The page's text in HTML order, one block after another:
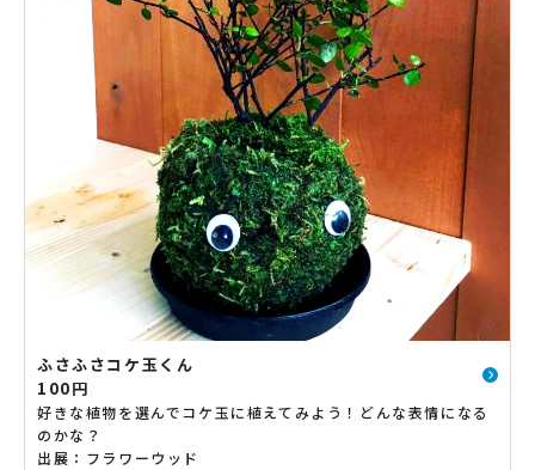
ふさふさコケ玉くん
100円
好きな植物を選んでコケ玉に植えてみよう！どんな表情になる
のかな？
出展：フラワーウッド